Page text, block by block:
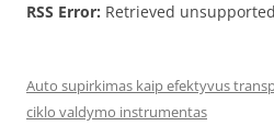
RSS Error: Retrieved
Auto supirkimas kaip efektyvus
ciklo valdymo instrumentas